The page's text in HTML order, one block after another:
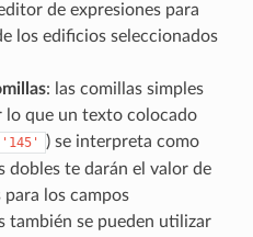
de expresiones para
los edificios seleccionados
: las comillas simples
lo que un texto colocado
'145'
) se interpreta como
dobles te darán el valor de
para los campos
también se pueden utilizar